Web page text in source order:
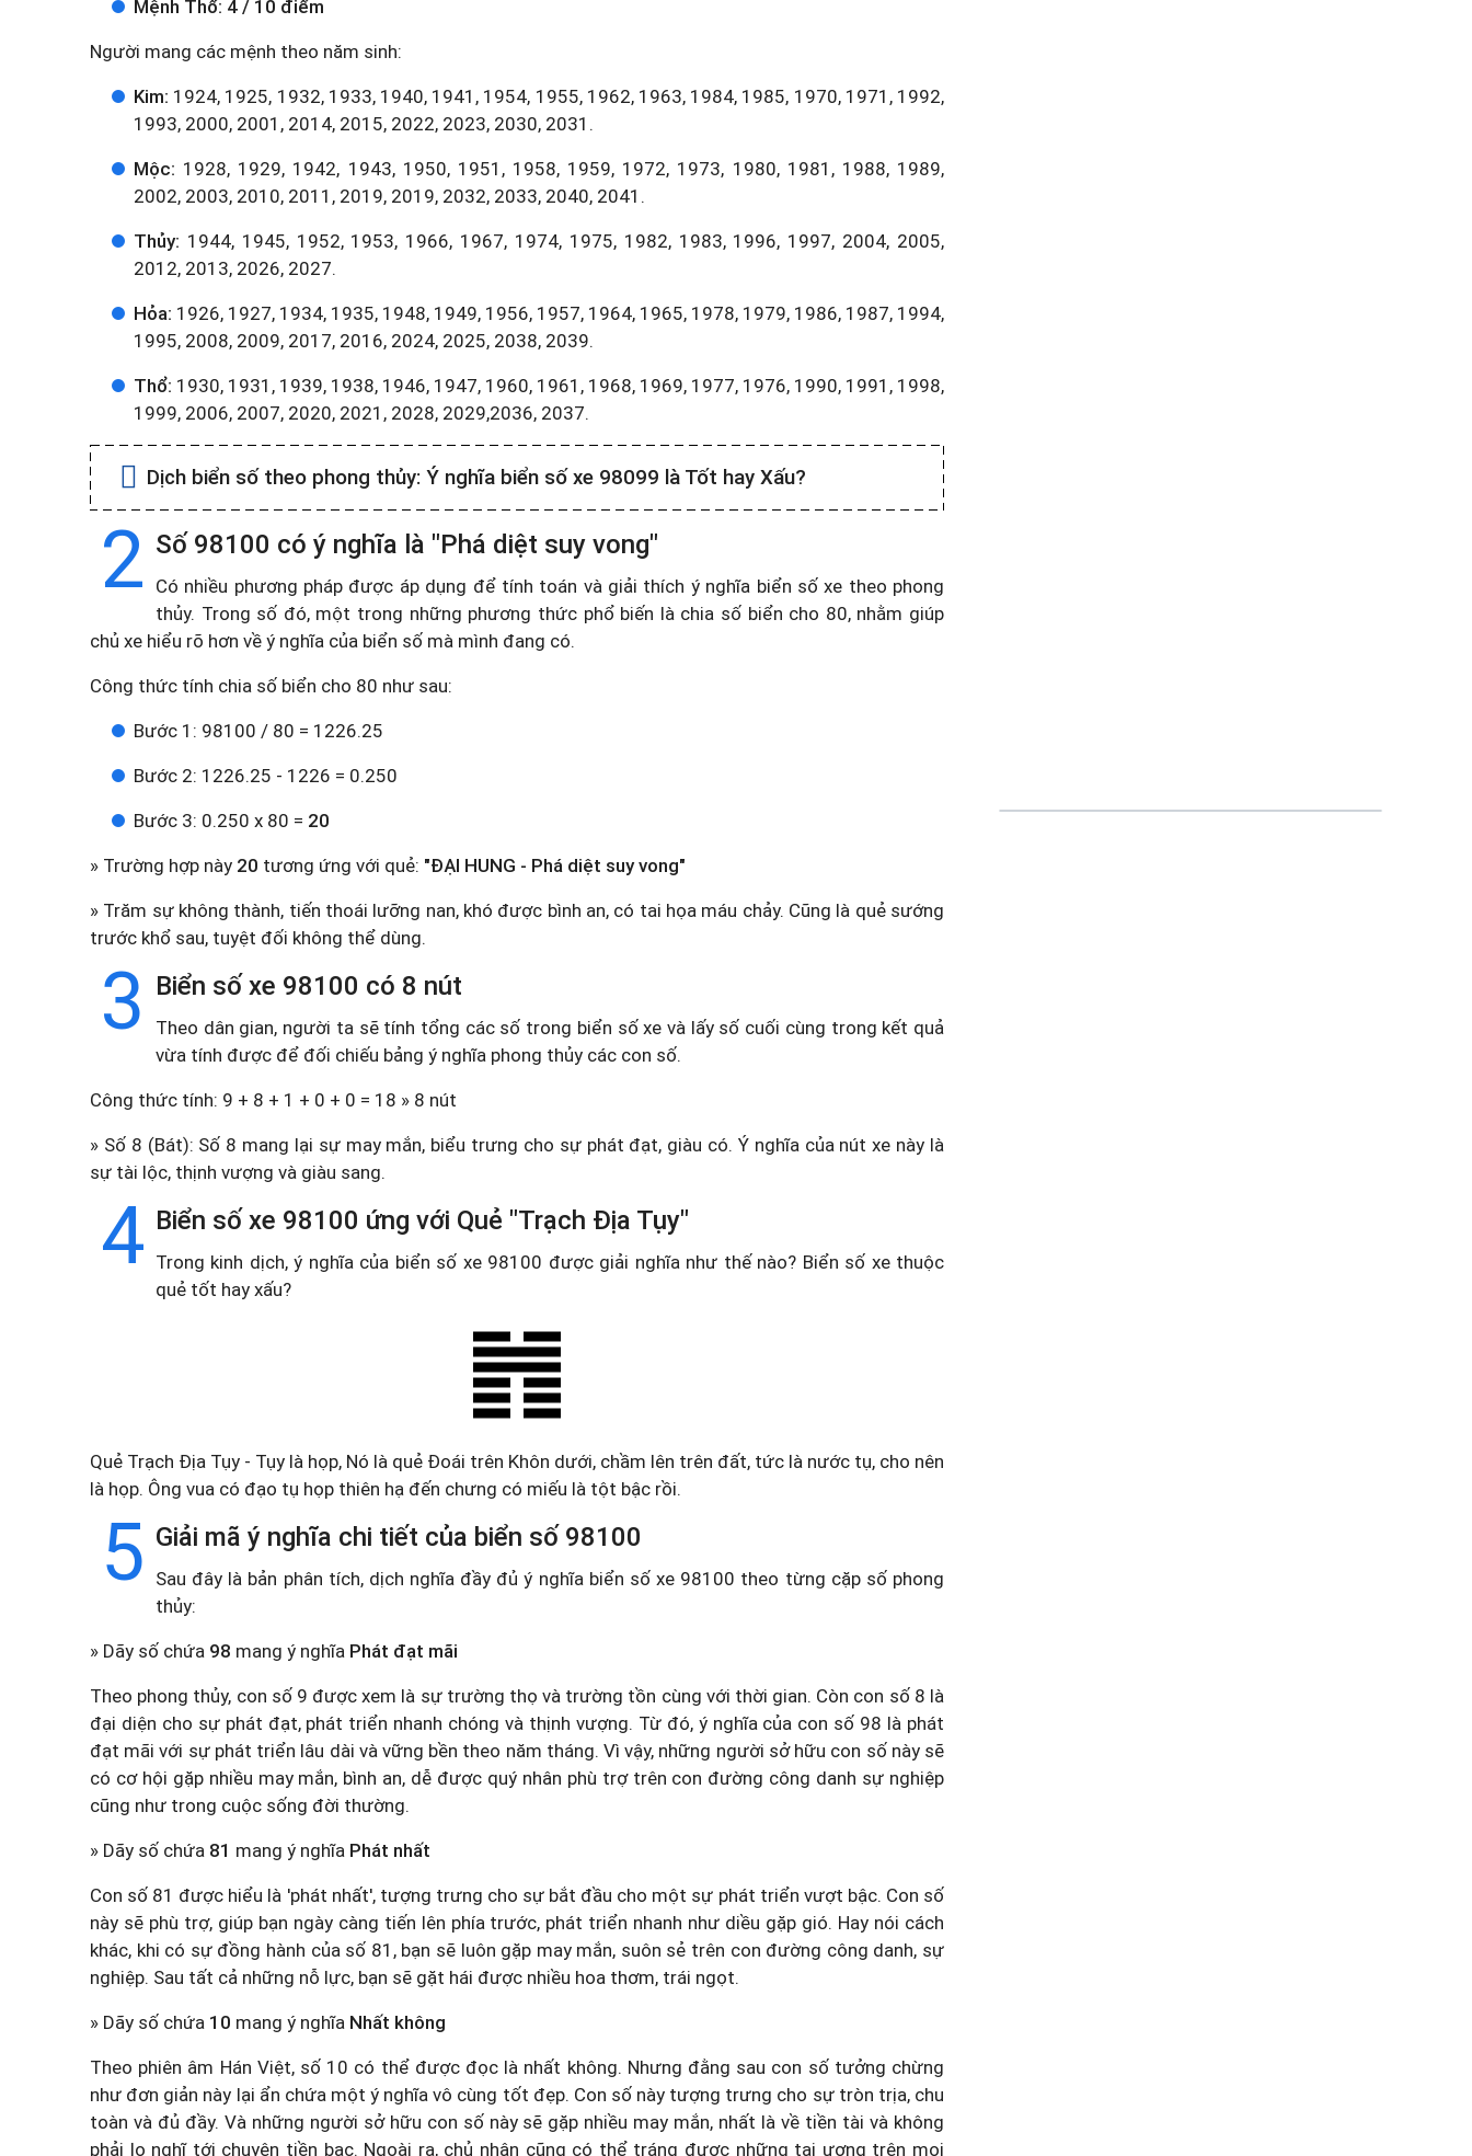
Mệnh Thổ: 4 / 10 điểm
Người mang các mệnh theo năm sinh:
Kim: 1924, 1925, 1932, 1933, 1940, 1941, 1954, 1955, 1962, 1963, 1984, 1985, 1970, 1971, 1992,
1993, 2000, 2001, 2014, 2015, 2022, 2023, 2030, 2031.
Mộc: 1928, 1929, 1942, 1943, 1950, 1951, 1958, 1959, 1972, 1973, 1980, 1981, 1988, 1989,
2002, 2003, 2010, 2011, 2019, 2019, 2032, 2033, 2040, 2041.
Thủy: 1944, 1945, 1952, 1953, 1966, 1967, 1974, 1975, 1982, 1983, 1996, 1997, 2004, 2005,
2012, 2013, 2026, 2027.
Hỏa: 1926, 1927, 1934, 1935, 1948, 1949, 1956, 1957, 1964, 1965, 1978, 1979, 1986, 1987, 1994,
1995, 2008, 2009, 2017, 2016, 2024, 2025, 2038, 2039.
Thổ: 1930, 1931, 1939, 1938, 1946, 1947, 1960, 1961, 1968, 1969, 1977, 1976, 1990, 1991, 1998,
1999, 2006, 2007, 2020, 2021, 2028, 2029,2036, 2037.
Dịch biển số theo phong thủy: Ý nghĩa biển số xe 98099 là Tốt hay Xấu?
2 Số 98100 có ý nghĩa là "Phá diệt suy vong"
Có nhiều phương pháp được áp dụng để tính toán và giải thích ý nghĩa biển số xe theo phong
thủy. Trong số đó, một trong những phương thức phổ biến là chia số biển cho 80, nhằm giúp
chủ xe hiểu rõ hơn về ý nghĩa của biển số mà mình đang có.
Công thức tính chia số biển cho 80 như sau:
Bước 1: 98100 / 80 = 1226.25
Bước 2: 1226.25 - 1226 = 0.250
Bước 3: 0.250 x 80 = 20
» Trường hợp này 20 tương ứng với quẻ: "ĐẠI HUNG - Phá diệt suy vong"
» Trăm sự không thành, tiến thoái lưỡng nan, khó được bình an, có tai họa máu chảy. Cũng là quẻ sướng
trước khổ sau, tuyệt đối không thể dùng.
3 Biển số xe 98100 có 8 nút
Theo dân gian, người ta sẽ tính tổng các số trong biển số xe và lấy số cuối cùng trong kết quả
vừa tính được để đối chiếu bảng ý nghĩa phong thủy các con số.
Công thức tính: 9 + 8 + 1 + 0 + 0 = 18 » 8 nút
» Số 8 (Bát): Số 8 mang lại sự may mắn, biểu trưng cho sự phát đạt, giàu có. Ý nghĩa của nút xe này là
sự tài lộc, thịnh vượng và giàu sang.
4 Biển số xe 98100 ứng với Quẻ "Trạch Địa Tụy"
Trong kinh dịch, ý nghĩa của biển số xe 98100 được giải nghĩa như thế nào? Biển số xe thuộc
quẻ tốt hay xấu?
Quẻ Trạch Địa Tụy - Tụy là họp, Nó là quẻ Đoái trên Khôn dưới, chầm lên trên đất, tức là nước tụ, cho nên
là họp. Ông vua có đạo tụ họp thiên hạ đến chưng có miếu là tột bậc rồi.
5 Giải mã ý nghĩa chi tiết của biển số 98100
Sau đây là bản phân tích, dịch nghĩa đầy đủ ý nghĩa biển số xe 98100 theo từng cặp số phong
thủy:
» Dãy số chứa 98 mang ý nghĩa Phát đạt mãi
Theo phong thủy, con số 9 được xem là sự trường thọ và trường tồn cùng với thời gian. Còn con số 8 là
đại diện cho sự phát đạt, phát triển nhanh chóng và thịnh vượng. Từ đó, ý nghĩa của con số 98 là phát
đạt mãi với sự phát triển lâu dài và vững bền theo năm tháng. Vì vậy, những người sở hữu con số này sẽ
có cơ hội gặp nhiều may mắn, bình an, dễ được quý nhân phù trợ trên con đường công danh sự nghiệp
cũng như trong cuộc sống đời thường.
» Dãy số chứa 81 mang ý nghĩa Phát nhất
Con số 81 được hiểu là 'phát nhất', tượng trưng cho sự bắt đầu cho một sự phát triển vượt bậc. Con số
này sẽ phù trợ, giúp bạn ngày càng tiến lên phía trước, phát triển nhanh như diều gặp gió. Hay nói cách
khác, khi có sự đồng hành của số 81, bạn sẽ luôn gặp may mắn, suôn sẻ trên con đường công danh, sự
nghiệp. Sau tất cả những nỗ lực, bạn sẽ gặt hái được nhiều hoa thơm, trái ngọt.
» Dãy số chứa 10 mang ý nghĩa Nhất không
Theo phiên âm Hán Việt, số 10 có thể được đọc là nhất không. Nhưng đằng sau con số tưởng chừng
như đơn giản này lại ẩn chứa một ý nghĩa vô cùng tốt đẹp. Con số này tượng trưng cho sự tròn trịa, chu
toàn và đủ đầy. Và những người sở hữu con số này sẽ gặp nhiều may mắn, nhất là về tiền tài và không
phải lo nghĩ tới chuyện tiền bạc. Ngoài ra, chủ nhân cũng có thể tráng được những tai ương trên mọi